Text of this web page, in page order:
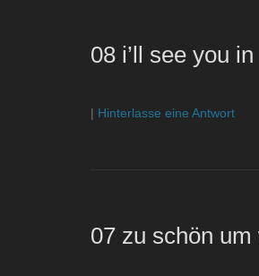
08 i’ll see you
| Hinterlasse eine Antwort
07 zu schön